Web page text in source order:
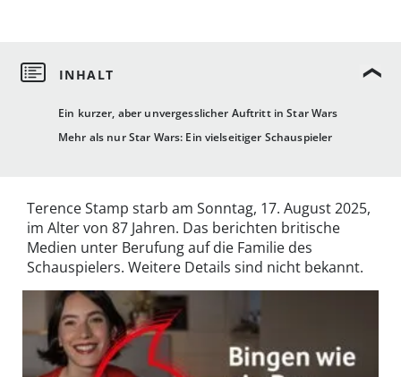
Ein kurzer, aber unvergesslicher Auftritt in Star Wars
Mehr als nur Star Wars: Ein vielseitiger Schauspieler
Terence Stamp starb am Sonntag, 17. August 2025,
im Alter von 87 Jahren. Das berichten britische
Medien unter Berufung auf die Familie des
Schauspielers. Weitere Details sind nicht bekannt.